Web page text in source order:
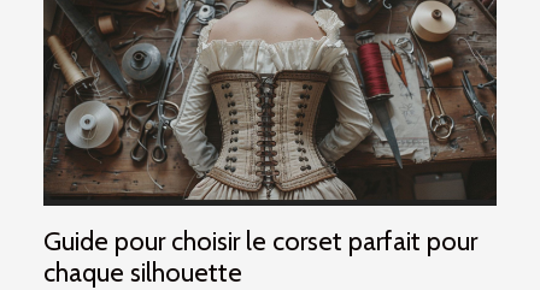
Guide pour choisir le corset parfait pour
chaque silhouette